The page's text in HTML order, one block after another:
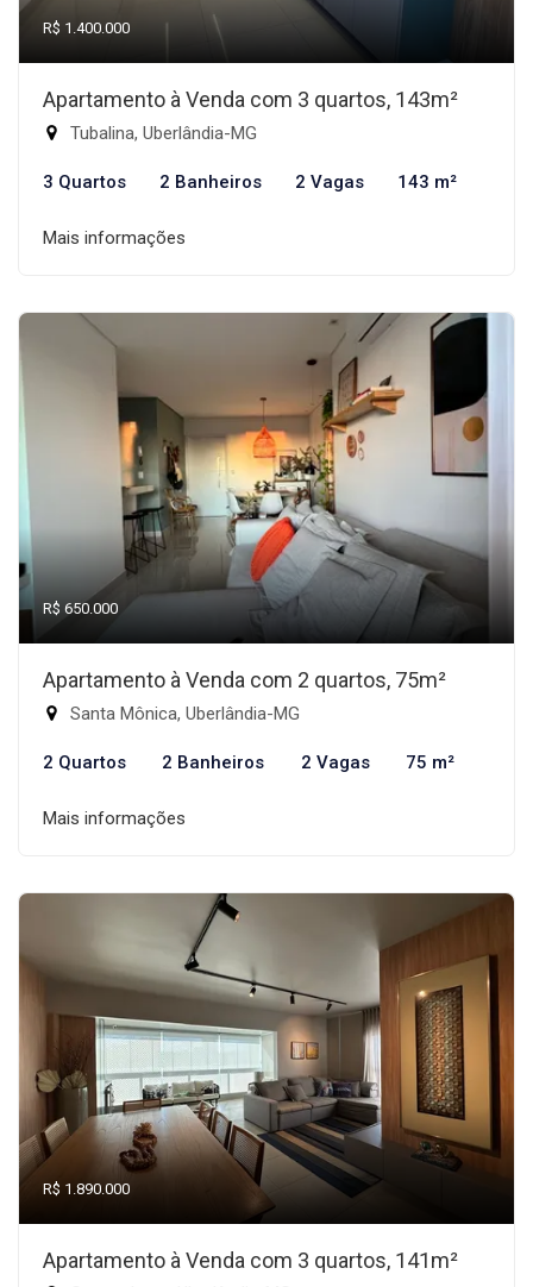
R$ 1.400.000
Apartamento à Venda com 3 quartos, 143m²
Tubalina, Uberlândia-MG
3 Quartos 2 Banheiros 2 Vagas 143 m²
Mais informações
R$ 650.000
Apartamento à Venda com 2 quartos, 75m²
Santa Mônica, Uberlândia-MG
2 Quartos 2 Banheiros 2 Vagas 75 m²
Mais informações
R$ 1.890.000
Apartamento à Venda com 3 quartos, 141m²